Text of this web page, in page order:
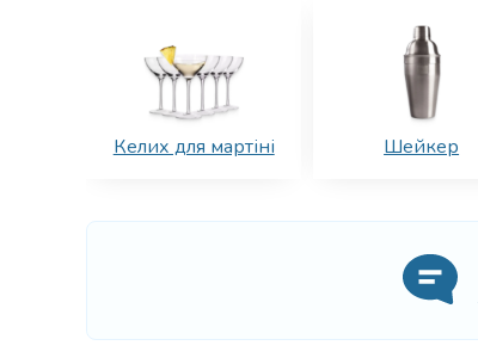
Келих для мартіні Шейкер